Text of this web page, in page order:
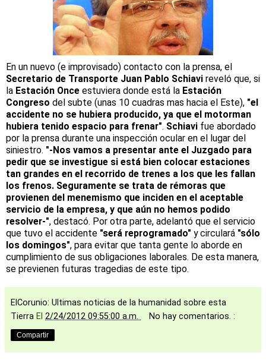
En un nuevo (e improvisado) contacto con la prensa, el
Secretario de Transporte Juan Pablo Schiavi reveló que, si
la Estación Once estuviera donde está la Estación
Congreso del subte (unas 10 cuadras mas hacia el Este), "el
accidente no se hubiera producido, ya que el motorman
hubiera tenido espacio para frenar". Schiavi fue abordado
por la prensa durante una inspección ocular en el lugar del
siniestro. "-Nos vamos a presentar ante el Juzgado para
pedir que se investigue si está bien colocar estaciones
tan grandes en el recorrido de trenes a los que les fallan
los frenos. Seguramente se trata de rémoras que
provienen del menemismo que inciden en el aceptable
servicio de la empresa, y que aún no hemos podido
resolver-", destacó. Por otra parte, adelantó que el servicio
que tuvo el accidente "será reprogramado" y circulará "sólo
los domingos", para evitar que tanta gente lo aborde en
cumplimiento de sus obligaciones laborales. De esta manera,
se previenen futuras tragedias de este tipo.
ElCorunio: Ultimas noticias de la humanidad sobre esta
Tierra El 2/24/2012 09:55:00 a.m. No hay comentarios. :
Compartir